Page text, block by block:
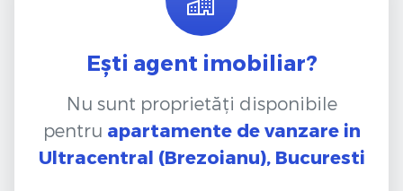
Ești agent imobiliar?
Nu sunt proprietăți disponibile
pentru apartamente de vanzare in
Ultracentral (Brezoianu), Bucuresti